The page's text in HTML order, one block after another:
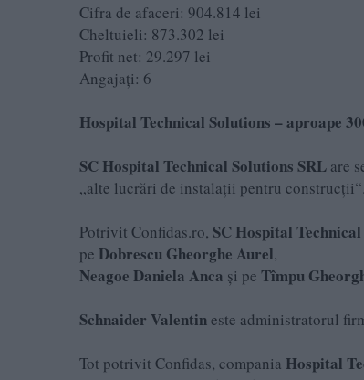
Cifra de afaceri: 904.814 lei
Cheltuieli: 873.302 lei
Profit net: 29.297 lei
Angajați: 6
Hospital Technical Solutions – aproape
SC Hospital Technical Solutions SRL are
„alte lucrări de instalaţii pentru construcţii“.
Potrivit Confidas.ro, SC Hospital
pe Dobrescu Gheorghe Aurel,
Neagoe Daniela Anca și pe Tîmpu
Schnaider Valentineste administratorul
Tot potrivit Confidas, compania Hospital